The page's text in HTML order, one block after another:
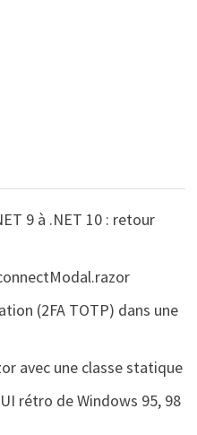
9 à .NET 10 : retour
(2FA TOTP) dans une
avec une classe statique
rétro de Windows 95, 98